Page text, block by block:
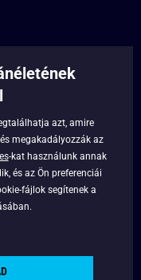
azt, amire
megakadályozzák az
-kat használunk annak
és az Ön preferenciái
fájlok segítenek a